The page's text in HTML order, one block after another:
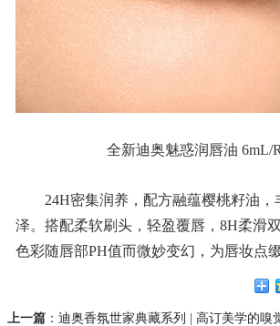
全新迪奥魅惑润唇油 6mL/
24H密集润养，配方融蕴樱桃籽油，
泽。搭配柔软刷头，轻盈覆唇，8H柔滑
色彩随唇部PH值而微妙变幻，为唇妆点
上一篇 ： 迪奥香氛世家典藏系列 | 高订美学的嗅